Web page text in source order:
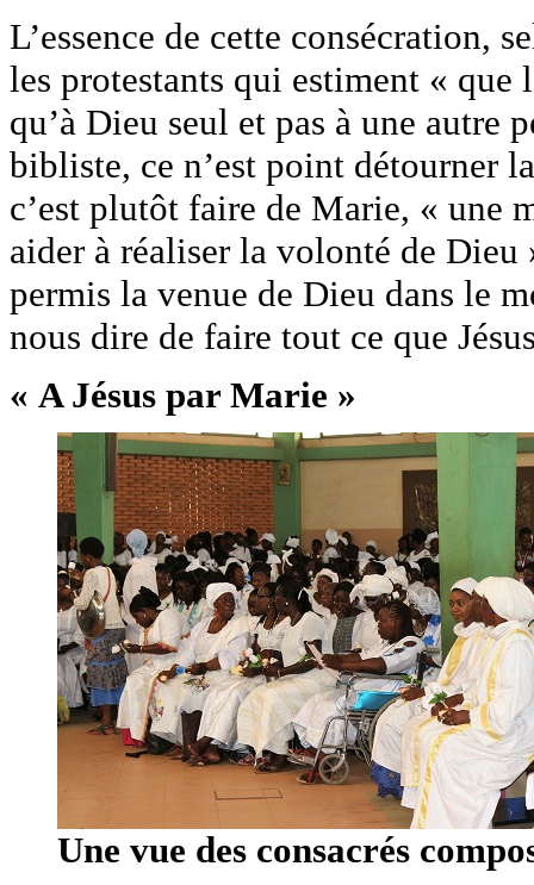
L’essence de cette consécration,
les protestants qui estiment « que
qu’à Dieu seul et pas à une autre
bibliste, ce n’est point détourner
c’est plutôt faire de Marie, « une
aider à réaliser la volonté de Dieu
permis la venue de Dieu dans le
nous dire de faire tout ce que
« A Jésus par Marie »
Une vue des consacrés